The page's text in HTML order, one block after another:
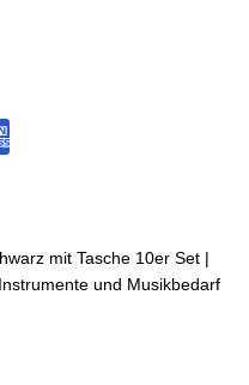
mit Tasche 10er Set |
und Musikbedarf